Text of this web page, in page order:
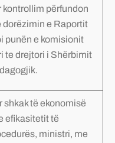
kontrollim përfundon
dorëzimin e Raportit
punën e komisionit
te drejtori i Shërbimit
shkak të ekonomisë
efikasitetit të
ministri, me